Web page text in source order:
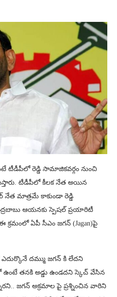
రెడ్డి సామాజికవర్గం నుంచి
టీడీపీలో కీలక నేత అయిన
నేత మాత్రమే కాకుండా రెడ్డి
ఆయనకు స్పెషల్ ప్రయారిటీ
క్రమంలో ఏపీ సీఎం జగన్ (Jagan)పై
దమ్ము జగన్ కి లేదని
తనకి అడ్డు ఉండదని స్కెచ్ వేసిన
జగన్ అక్రమాల పై ప్రశ్నించిన వారిని